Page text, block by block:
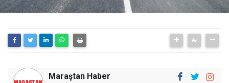
Maraştan Haber